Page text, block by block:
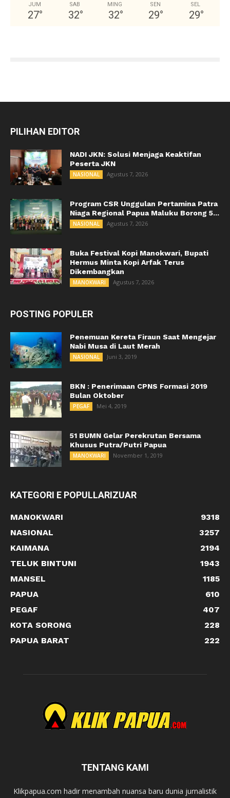
JUM
27°
SAB
32°
MING
32°
SEN
29°
SEL
29°
PILIHAN EDITOR
NADI JKN: Solusi Menjaga Keaktifan
Peserta JKN
NASIONAL Agustus 7, 2026
Program CSR Unggulan Pertamina Patra
Niaga Regional Papua Maluku Borong 5...
NASIONAL Agustus 7, 2026
Buka Festival Kopi Manokwari, Bupati
Hermus Minta Kopi Arfak Terus
Dikembangkan
MANOKWARI Agustus 7, 2026
POSTING POPULER
Penemuan Kereta Firaun Saat Mengejar
Nabi Musa di Laut Merah
NASIONAL Juni 3, 2019
BKN : Penerimaan CPNS Formasi 2019
Bulan Oktober
PEGAF Mei 4, 2019
51 BUMN Gelar Perekrutan Bersama
Khusus Putra/Putri Papua
MANOKWARI November 1, 2019
KATEGORI E POPULLARIZUAR
MANOKWARI
9318
NASIONAL
3257
KAIMANA
2194
TELUK BINTUNI
1943
MANSEL
1185
PAPUA
610
PEGAF
407
KOTA SORONG
228
PAPUA BARAT
222
TENTANG KAMI
Klikpapua.com hadir menambah nuansa baru dunia jurnalistik